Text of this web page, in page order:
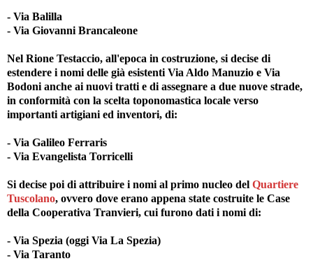
- Via Balilla
- Via Giovanni Brancaleone
Nel Rione Testaccio, all'epoca in costruzione, si decise di
estendere i nomi delle già esistenti Via Aldo Manuzio e Via
Bodoni anche ai nuovi tratti e di assegnare a due nuove strade,
in conformità con la scelta toponomastica locale verso
importanti artigiani ed inventori, di:
- Via Galileo Ferraris
- Via Evangelista Torricelli
Si decise poi di attribuire i nomi al primo nucleo del Quartiere
Tuscolano, ovvero dove erano appena state costruite le Case
della Cooperativa Tranvieri, cui furono dati i nomi di:
- Via Spezia (oggi Via La Spezia)
- Via Taranto